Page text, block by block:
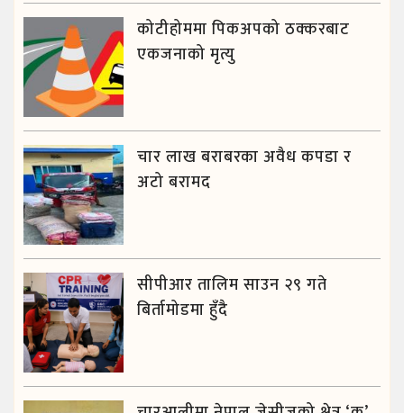
कोटीहोममा पिकअपको ठक्करबाट
एकजनाको मृत्यु
चार लाख बराबरका अवैध कपडा र
अटो बरामद
सीपीआर तालिम साउन २९ गते
बिर्तामोडमा हुँदै